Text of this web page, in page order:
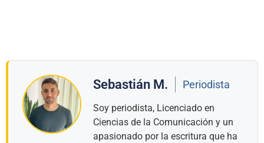
Sebastián M. Periodista
Soy periodista, Licenciado en
Ciencias de la Comunicación y un
apasionado por la escritura que ha